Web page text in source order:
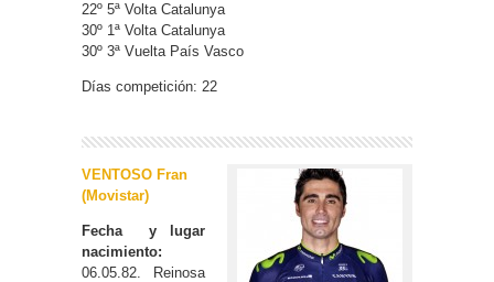
22º 5ª Volta Catalunya
30º 1ª Volta Catalunya
30º 3ª Vuelta País Vasco
Días competición: 22
VENTOSO Fran
(Movistar)
Fecha y lugar
nacimiento:
06.05.82. Reinosa